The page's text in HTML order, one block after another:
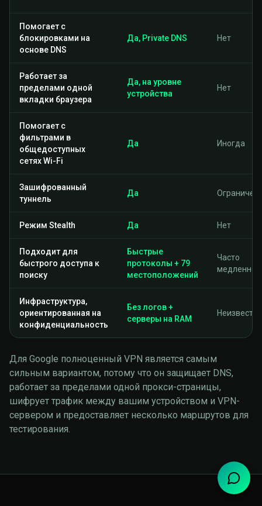
Помогает с
блокировками на
основе DNS
Да, Private DNS Нет
Работает за
пределами одной
вкладки браузера
Да, на уровне
устройства
Нет
Помогает с
фильтрами в
общедоступных
сетях Wi-Fi
Да Иногда
Зашифрованный
туннель
Да
Режим Stealth Да Нет
Подходит для
быстрого доступа к
поиску
Быстрые
протоколы + 79
местоположений
Часто
медленно
Инфраструктура,
ориентированная на
конфиденциальность
Без логов +
серверы на RAM
Неизвестно
Для Google полноценный VPN является самым
сильным вариантом, потому что он защищает DNS,
работает за пределами одной прокси-страницы,
шифрует трафик между вашим устройством и VPN-
сервером и предоставляет несколько маршрутов для
тестирования.